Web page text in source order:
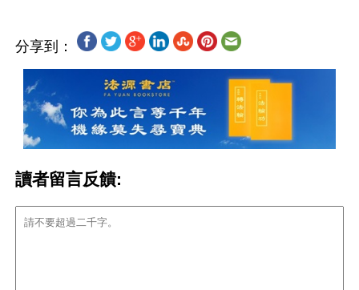
分享到：
讀者留言反饋: